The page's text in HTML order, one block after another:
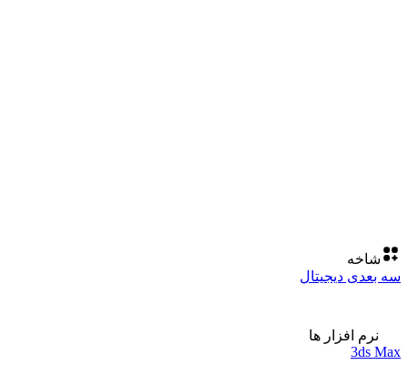
شاخه
سه بعدی دیجیتال
نرم افزار ها
3ds Max